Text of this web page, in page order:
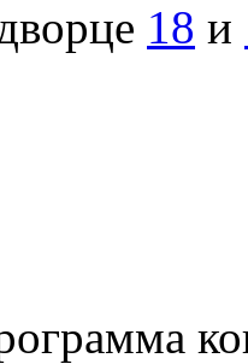
18 и